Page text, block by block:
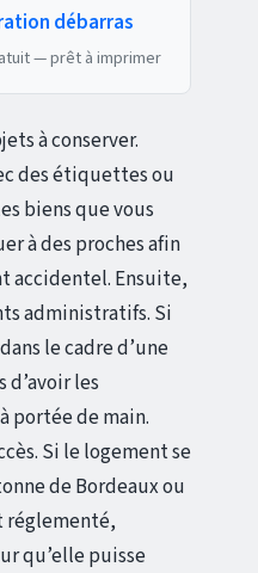
débarras
— prêt à imprimer
à conserver.
des étiquettes ou
biens que vous
à des proches afin
accidentel. Ensuite,
administratifs. Si
le cadre d’une
d’avoir les
portée de main.
Si le logement se
de Bordeaux ou
réglementé,
qu’elle puisse